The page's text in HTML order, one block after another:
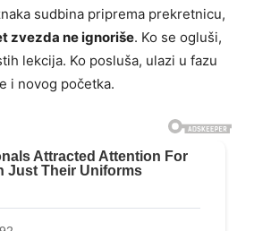
sudbina priprema prekretnicu,
zvezda ne ignoriše. Ko se ogluši,
lekcija. Ko posluša, ulazi u fazu
i novog početka.